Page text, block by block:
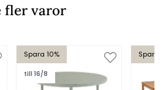
fler varor
Spara 10%
till 16/8
Spara